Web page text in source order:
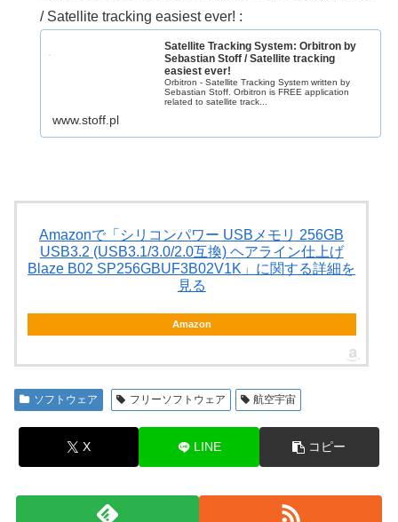
/ Satellite tracking easiest ever! :
Satellite Tracking System: Orbitron by
Sebastian Stoff / Satellite tracking
easiest ever!
Orbitron - Satellite Tracking System written by
Sebastian Stoff. Orbitron is FREE application
related to satellite track...
www.stoff.pl
Amazonで「シリコンパワー USBメモリ 256GB
USB3.2 (USB3.1/3.0/2.0互換) ヘアライン仕上げ
Blaze B02 SP256GBUF3B02V1K」に関する詳細を
見る
Amazon
ソフトウェア フリーソフトウェア 航空宇宙
X LINE コピー